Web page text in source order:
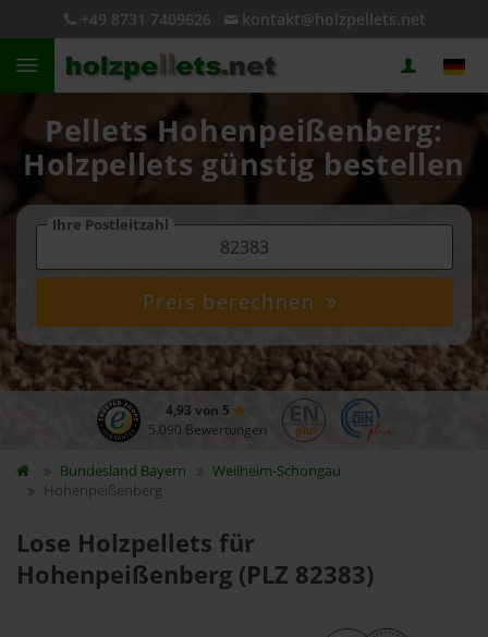
+49 8731 7409626 kontakt@holzpellets.net
Pellets Hohenpeißenberg:
Holzpellets günstig bestellen
Ihre Postleitzahl
Preis berechnen
4,93 von 5
5.090 Bewertungen
Bundesland Bayern
Weilheim-Schongau
Hohenpeißenberg
Lose Holzpellets für
Hohenpeißenberg (PLZ 82383)